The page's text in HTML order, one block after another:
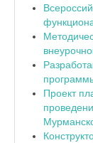
Проект